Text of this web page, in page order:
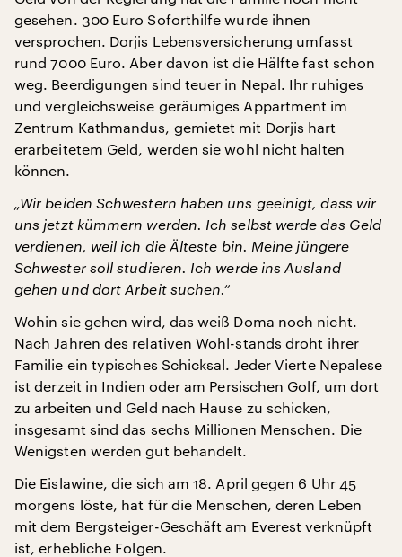
gesehen. 300 Euro Soforthilfe wurde ihnen
versprochen. Dorjis Lebensversicherung umfasst
rund 7000 Euro. Aber davon ist die Hälfte fast schon
weg. Beerdigungen sind teuer in Nepal. Ihr ruhiges
und vergleichsweise geräumiges Appartment im
Zentrum Kathmandus, gemietet mit Dorjis hart
erarbeitetem Geld, werden sie wohl nicht halten
können.
„Wir beiden Schwestern haben uns geeinigt, dass wir
uns jetzt kümmern werden. Ich selbst werde das Geld
verdienen, weil ich die Älteste bin. Meine jüngere
Schwester soll studieren. Ich werde ins Ausland
gehen und dort Arbeit suchen.“
Wohin sie gehen wird, das weiß Doma noch nicht.
Nach Jahren des relativen Wohl-stands droht ihrer
Familie ein typisches Schicksal. Jeder Vierte Nepalese
ist derzeit in Indien oder am Persischen Golf, um dort
zu arbeiten und Geld nach Hause zu schicken,
insgesamt sind das sechs Millionen Menschen. Die
Wenigsten werden gut behandelt.
Die Eislawine, die sich am 18. April gegen 6 Uhr 45
morgens löste, hat für die Menschen, deren Leben
mit dem Bergsteiger-Geschäft am Everest verknüpft
ist, erhebliche Folgen.